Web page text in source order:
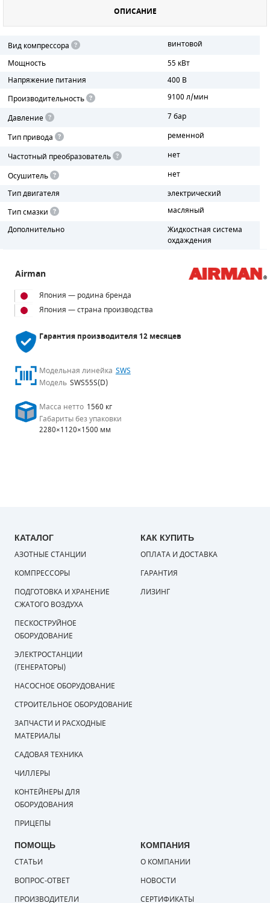
ОПИСАНИЕ
Вид компрессора
винтовой
Мощность
55 кВт
Напряжение питания
400 В
Производительность
9100 л/мин
Давление
7 бар
Тип привода
ременной
Частотный преобразователь
нет
Осушитель
нет
Тип двигателя
электрический
Тип смазки
масляный
Дополнительно
Жидкостная система
охдаждения
Airman
Япония — родина бренда
Япония — страна производства
Гарантия производителя12 месяцев
Модельная линейка SWS
Модель SWS55S(D)
Масса нетто 1560 кг
Габариты без упаковки
2280×1120×1500 мм
КАТАЛОГ
АЗОТНЫЕ СТАНЦИИ
КОМПРЕССОРЫ
ПОДГОТОВКА И ХРАНЕНИЕ
СЖАТОГО ВОЗДУХА
ПЕСКОСТРУЙНОЕ
ОБОРУДОВАНИЕ
ЭЛЕКТРОСТАНЦИИ
(ГЕНЕРАТОРЫ)
НАСОСНОЕ ОБОРУДОВАНИЕ
СТРОИТЕЛЬНОЕ ОБОРУДОВАНИЕ
ЗАПЧАСТИ И РАСХОДНЫЕ
МАТЕРИАЛЫ
САДОВАЯ ТЕХНИКА
ЧИЛЛЕРЫ
КОНТЕЙНЕРЫ ДЛЯ
ОБОРУДОВАНИЯ
ПРИЦЕПЫ
КАК КУПИТЬ
ОПЛАТА И ДОСТАВКА
ГАРАНТИЯ
ЛИЗИНГ
ПОМОЩЬ
СТАТЬИ
ВОПРОС-ОТВЕТ
ПРОИЗВОДИТЕЛИ
КОМПАНИЯ
О КОМПАНИИ
НОВОСТИ
СЕРТИФИКАТЫ
РАДИАТОРЫ
ПОРШНЕВЫЕ БЛОКИ
ДЕТАЛИ ПОРШНЕВЫХ КОМПРЕССОРОВ
ДЕТАЛИ СПИРАЛЬНЫХ КОМПРЕССОРОВ
ДЕТАЛИ НАСОСНОЙ ЧАСТИ
ДЛЯ ВАКУУМНЫХ НАСОСОВ